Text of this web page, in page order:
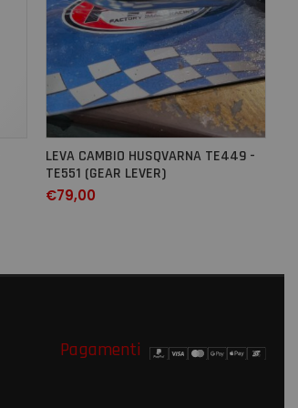
LEVA CAMBIO HUSQVARNA TE449 -
TE551 (GEAR LEVER)
€79,00
Pagamenti